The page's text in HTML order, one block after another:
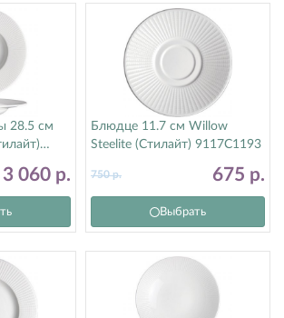
28.5 см
3 060 р.
Блюдце 11.7 см Willow
Steelite (Стилайт) 9117C1193
675 р.
750р.
Выбрать